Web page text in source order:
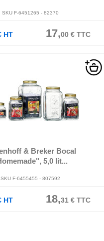
SKU F-6451265 - 82370
HT 17,00€TTC
& Breker Bocal
5,0 lit...
SKU F-6455455 - 807592
HT 18,31 €TTC
avec capuchon de forme carrée,,
: (L)150 x (P)150 x (H)270 mm, (...